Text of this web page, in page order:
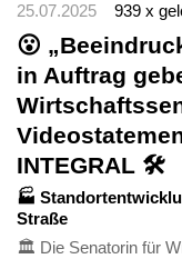
25.07.2025 939 x
😮
in Auftrag
INTEGRAL 🛠️
🏭
Straße
🏛️ Die Senatorin für